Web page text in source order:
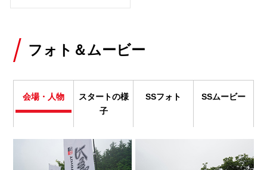
フォト＆ムービー
会場・人物
スタートの様
子
SSフォト SSムービー